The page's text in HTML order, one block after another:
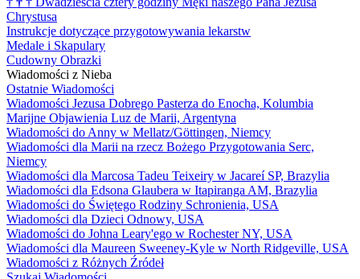
Chrystusa
Instrukcje dotyczące przygotowywania lekarstw
Medale i Skapulary
Cudowny Obrazki
Wiadomości z Nieba
Ostatnie Wiadomości
Wiadomości Jezusa Dobrego Pasterza do Enocha, Kolumbia
Marijne Objawienia Luz de Marii, Argentyna
Wiadomości do Anny w Mellatz/Göttingen, Niemcy
Wiadomości dla Marii na rzecz Bożego Przygotowania Serc,
Niemcy
Wiadomości dla Marcosa Tadeu Teixeiry w Jacareí SP, Brazylia
Wiadomości dla Edsona Glaubera w Itapiranga AM, Brazylia
Wiadomości do Świętego Rodziny Schronienia, USA
Wiadomości dla Dzieci Odnowy, USA
Wiadomości do Johna Leary'ego w Rochester NY, USA
Wiadomości dla Maureen Sweeney-Kyle w North Ridgeville, USA
Wiadomości z Różnych Źródeł